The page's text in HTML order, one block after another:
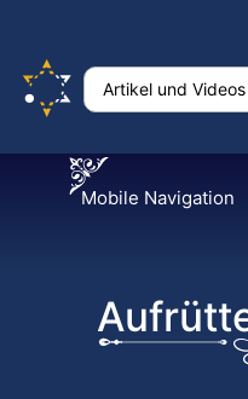
Mobile Navigation